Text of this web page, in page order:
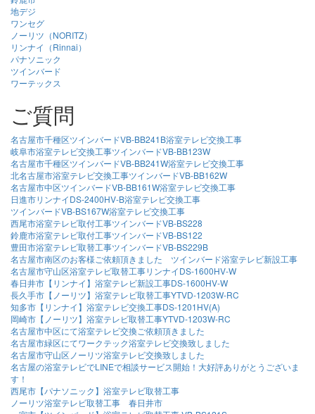
地デジ
ワンセグ
ノーリツ（NORITZ）
リンナイ（Rinnai）
パナソニック
ツインバード
ワーテックス
ご質問
名古屋市千種区ツインバードVB-BB241B浴室テレビ交換工事
岐阜市浴室テレビ交換工事ツインバードVB-BB123W
名古屋市千種区ツインバードVB-BB241W浴室テレビ交換工事
北名古屋市浴室テレビ交換工事ツインバードVB-BB162W
名古屋市中区ツインバードVB-BB161W浴室テレビ交換工事
日進市リンナイDS-2400HV-B浴室テレビ交換工事
ツインバードVB-BS167W浴室テレビ交換工事
西尾市浴室テレビ取付工事ツインバードVB-BS228
鈴鹿市浴室テレビ取付工事ツインバードVB-BS122
豊田市浴室テレビ取替工事ツインバードVB-BS229B
名古屋市南区のお客様ご依頼頂きました ツインバード浴室テレビ新設工事
名古屋市守山区浴室テレビ取替工事リンナイDS-1600HV-W
春日井市【リンナイ】浴室テレビ新設工事DS-1600HV-W
長久手市【ノーリツ】浴室テレビ取替工事YTVD-1203W-RC
知多市【リンナイ】浴室テレビ交換工事DS-1201HV(A)
岡崎市【ノーリツ】浴室テレビ取替工事YTVD-1203W-RC
名古屋市中区にて浴室テレビ交換ご依頼頂きました
名古屋市緑区にてワークテック浴室テレビ交換致しました
名古屋市守山区ノーリツ浴室テレビ交換致しました
名古屋の浴室テレビでLINEで相談サービス開始！大好評ありがとうございま
す！
西尾市【パナソニック】浴室テレビ取替工事
ノーリツ浴室テレビ取替工事 春日井市